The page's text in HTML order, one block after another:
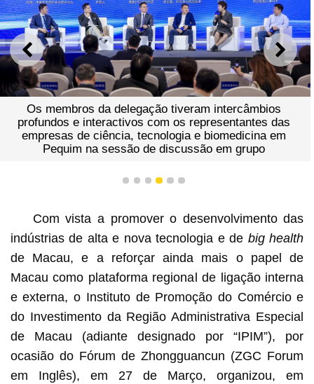
ANTERIOR
Os membros da delegação tiveram intercâmbios
profundos e interactivos com os representantes das
empresas de ciência, tecnologia e biomedicina em
Pequim na sessão de discussão em grupo
1 2 3 4 5 6
Com vista a promover o desenvolvimento das
indústrias de alta e nova tecnologia e de big health
de Macau, e a reforçar ainda mais o papel de
Macau como plataforma regional de ligação interna
e externa, o Instituto de Promoção do Comércio e
do Investimento da Região Administrativa Especial
de Macau (adiante designado por “IPIM”), por
ocasião do Fórum de Zhongguancun (ZGC Forum
em Inglês), em 27 de Março, organizou, em